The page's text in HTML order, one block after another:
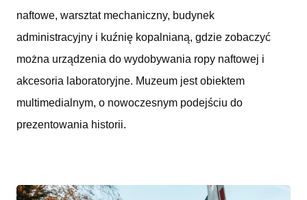
naftowe, warsztat mechaniczny, budynek
administracyjny i kuźnię kopalnianą, gdzie zobaczyć
można urządzenia do wydobywania ropy naftowej i
akcesoria laboratoryjne. Muzeum jest obiektem
multimedialnym, o nowoczesnym podejściu do
prezentowania historii.